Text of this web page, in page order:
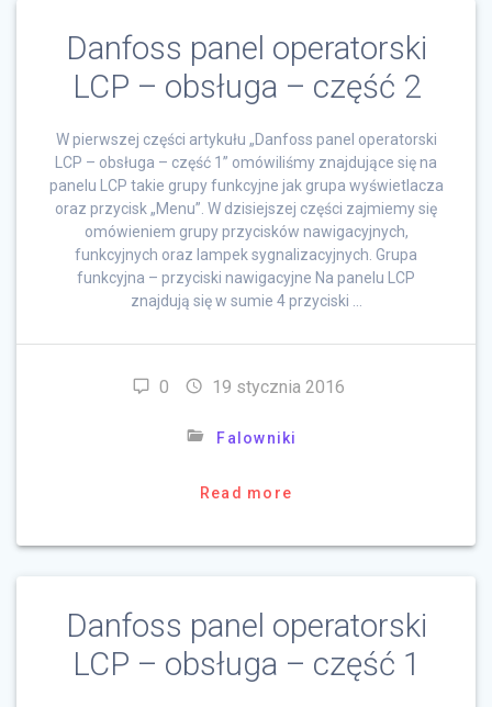
Danfoss panel operatorski
LCP – obsługa – część 2
W pierwszej części artykułu „Danfoss panel operatorski
LCP – obsługa – część 1” omówiliśmy znajdujące się na
panelu LCP takie grupy funkcyjne jak grupa wyświetlacza
oraz przycisk „Menu”. W dzisiejszej części zajmiemy się
omówieniem grupy przycisków nawigacyjnych,
funkcyjnych oraz lampek sygnalizacyjnych. Grupa
funkcyjna – przyciski nawigacyjne Na panelu LCP
znajdują się w sumie 4 przyciski …
0 19 stycznia 2016
Falowniki
Read more
Danfoss panel operatorski
LCP – obsługa – część 1